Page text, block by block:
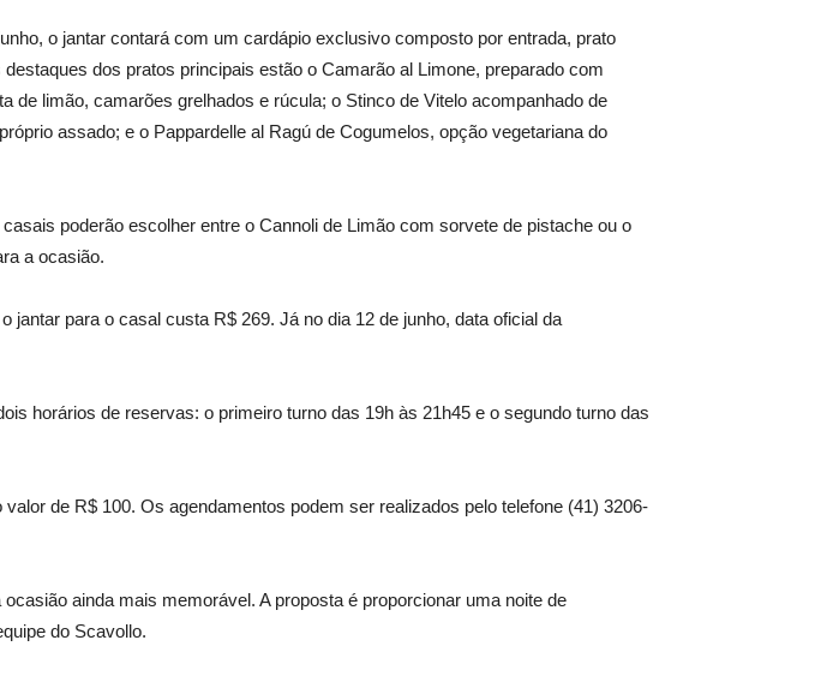
o jantar contará com um cardápio exclusivo composto por entrada, prato
dos pratos principais estão o Camarão al Limone, preparado com
de limão, camarões grelhados e rúcula; o Stinco de Vitelo acompanhado de
assado; e o Pappardelle al Ragú de Cogumelos, opção vegetariana do
poderão escolher entre o Cannoli de Limão com sorvete de pistache ou o
a ocasião.
para o casal custa R$ 269. Já no dia 12 de junho, data oficial da
horários de reservas: o primeiro turno das 19h às 21h45 e o segundo turno das
de R$ 100. Os agendamentos podem ser realizados pelo telefone (41) 3206-
ainda mais memorável. A proposta é proporcionar uma noite de
do Scavollo.